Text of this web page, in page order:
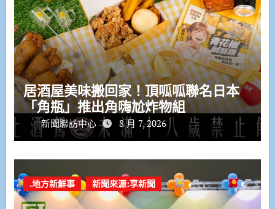
居酒屋美味搬回家！頂呱呱聯名日本
「角瓶」推出角嗨尬炸物組
新聞聯訪中心 8 月 7, 2026
.地方新鮮事 新聞來源:享新聞